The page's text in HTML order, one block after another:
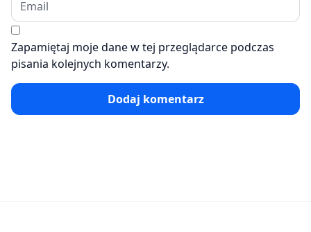
Zapamiętaj moje dane w tej przeglądarce podczas
pisania kolejnych komentarzy.
Dodaj komentarz